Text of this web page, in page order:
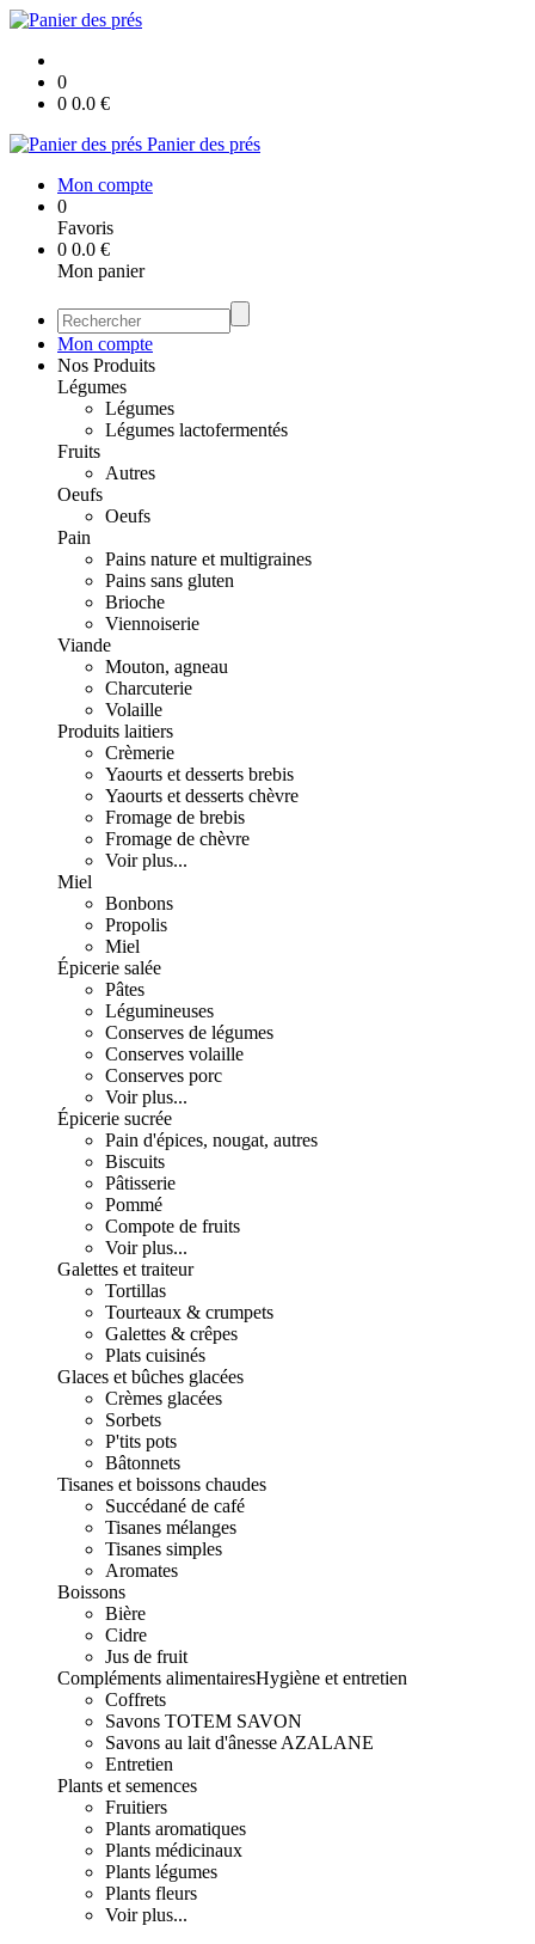
0
0 0.0 €
Panier des prés
Mon compte
0
Favoris
0 0.0 €
Mon panier
Mon compte
Nos Produits
Légumes
Légumes
Légumes lactofermentés
Fruits
Autres
Oeufs
Oeufs
Pain
Pains nature et multigraines
Pains sans gluten
Brioche
Viennoiserie
Viande
Mouton, agneau
Charcuterie
Volaille
Produits laitiers
Crèmerie
Yaourts et desserts brebis
Yaourts et desserts chèvre
Fromage de brebis
Fromage de chèvre
Voir plus...
Miel
Bonbons
Propolis
Miel
Épicerie salée
Pâtes
Légumineuses
Conserves de légumes
Conserves volaille
Conserves porc
Voir plus...
Épicerie sucrée
Pain d'épices, nougat, autres
Biscuits
Pâtisserie
Pommé
Compote de fruits
Voir plus...
Galettes et traiteur
Tortillas
Tourteaux & crumpets
Galettes & crêpes
Plats cuisinés
Glaces et bûches glacées
Crèmes glacées
Sorbets
P'tits pots
Bâtonnets
Tisanes et boissons chaudes
Succédané de café
Tisanes mélanges
Tisanes simples
Aromates
Boissons
Bière
Cidre
Jus de fruit
Compléments alimentairesHygiène et entretien
Coffrets
Savons TOTEM SAVON
Savons au lait d'ânesse AZALANE
Entretien
Plants et semences
Fruitiers
Plants aromatiques
Plants médicinaux
Plants légumes
Plants fleurs
Voir plus...